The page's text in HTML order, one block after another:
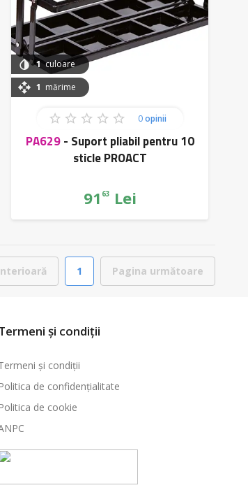
0opinii
1 mărime
1culoare
PA629- Suport pliabil pentru 10
sticle PROACT
91 63 Lei
1 Pagina următoare
și condiții
și condiții
de confidențialitate
de cookie